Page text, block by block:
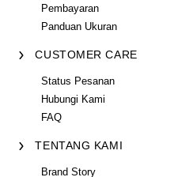
Pembayaran
Panduan Ukuran
CUSTOMER CARE
Status Pesanan
Hubungi Kami
FAQ
TENTANG KAMI
Brand Story